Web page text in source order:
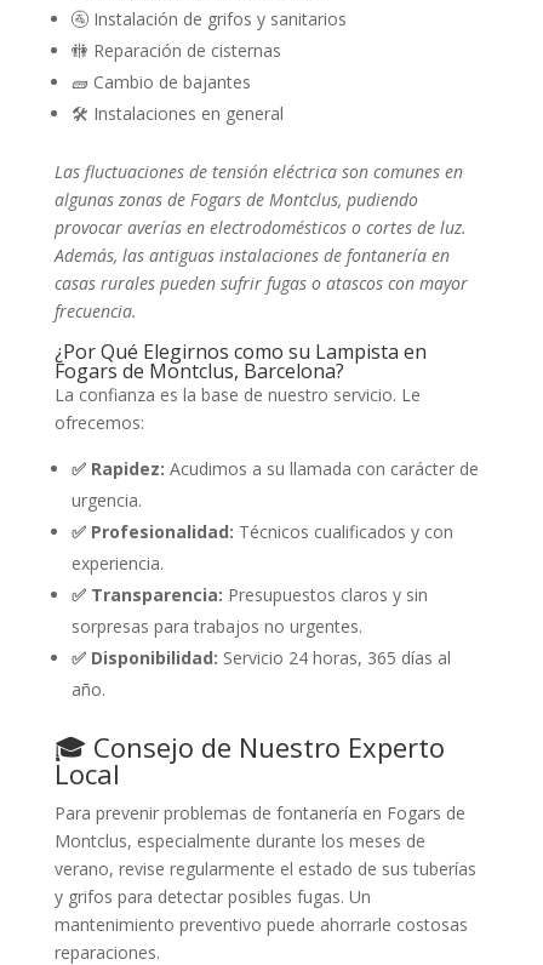
🚰 Instalación de grifos y sanitarios
🚻 Reparación de cisternas
🧱 Cambio de bajantes
🛠️ Instalaciones en general
Las fluctuaciones de tensión eléctrica son comunes en
algunas zonas de Fogars de Montclus, pudiendo
provocar averías en electrodomésticos o cortes de luz.
Además, las antiguas instalaciones de fontanería en
casas rurales pueden sufrir fugas o atascos con mayor
frecuencia.
¿Por Qué Elegirnos como su Lampista en
Fogars de Montclus, Barcelona?
La confianza es la base de nuestro servicio. Le
ofrecemos:
✅ Rapidez: Acudimos a su llamada con carácter de
urgencia.
✅ Profesionalidad: Técnicos cualificados y con
experiencia.
✅ Transparencia: Presupuestos claros y sin
sorpresas para trabajos no urgentes.
✅ Disponibilidad: Servicio 24 horas, 365 días al
año.
🎓 Consejo de Nuestro Experto
Local
Para prevenir problemas de fontanería en Fogars de
Montclus, especialmente durante los meses de
verano, revise regularmente el estado de sus tuberías
y grifos para detectar posibles fugas. Un
mantenimiento preventivo puede ahorrarle costosas
reparaciones.